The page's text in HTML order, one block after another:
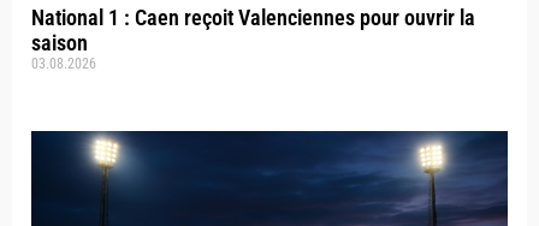
National 1 : Caen reçoit Valenciennes pour ouvrir la
saison
03.08.2026